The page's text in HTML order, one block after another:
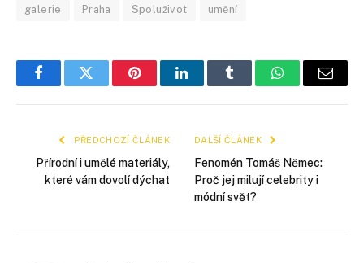
galerie Praha Spoluživot umění
FacebookTwitter PinterestLinkedInTumblr WhatsApp
E-
PŘEDCHOZÍ ČLÁNEK
Přírodní i umělé materiály,
které vám dovolí dýchat
DALŠÍ ČLÁNEK
Fenomén Tomáš Němec:
Proč jej milují celebrity i
módní svět?